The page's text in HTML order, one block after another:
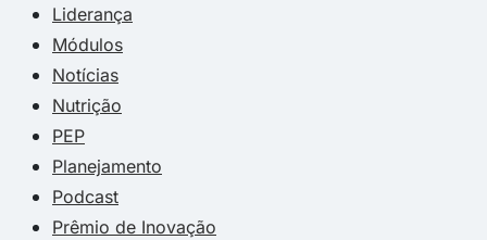
Liderança
Módulos
Notícias
Nutrição
PEP
Planejamento
Podcast
Prêmio de Inovação